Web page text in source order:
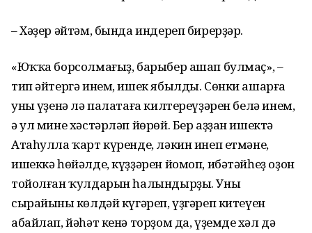
– Хәҙер әйтәм, бында индереп бирерҙәр.
«Юҡҡа борсолмағыҙ, барыбер ашап булмаҫ», –
тип әйтергә инем, ишек ябылды. Сөнки ашарға
уның үҙенә лә палатаға килтереүҙәрен белә инем,
ә ул мине хәстәрләп йөрөй. Бер аҙҙан ишектә
Атаһулла ҡарт күренде, ләкин инеп етмәне,
ишеккә һөйәлде, күҙҙәрен йомоп, ибәтәйһеҙ оҙон
тойолған ҡулдарын һалындырҙы. Уның
сырайының көлдәй күгәреп, үҙгәреп китеүен
абайлап, йәһәт кенә торҙом да, үҙемдең хәл дә